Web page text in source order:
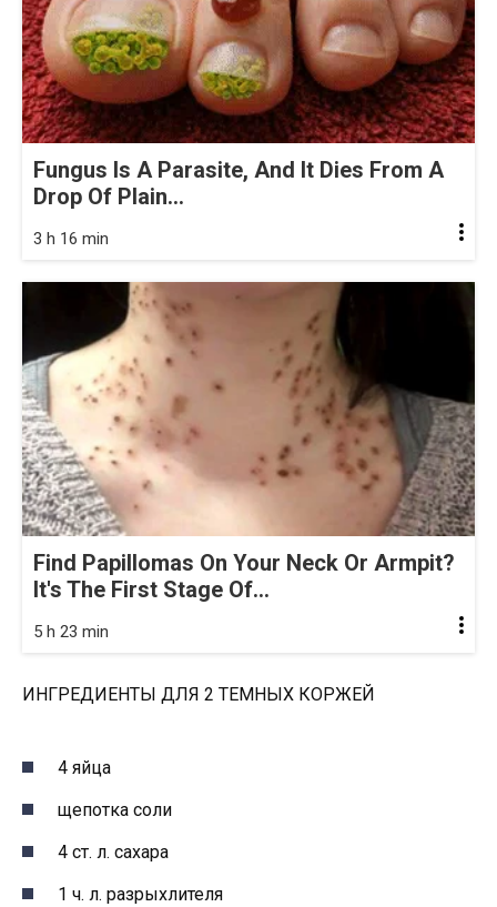
Fungus Is A Parasite, And It Dies From A
Drop Of Plain...
3 h 16 min
Find Papillomas On Your Neck Or Armpit?
It's The First Stage Of...
5 h 23 min
ИНГРЕДИЕНТЫ ДЛЯ 2 ТЕМНЫХ КОРЖЕЙ
4 яйца
щепотка соли
4 ст. л. сахара
1 ч. л. разрыхлителя